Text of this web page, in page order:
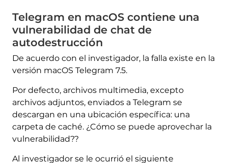
Telegram en macOS contiene una
vulnerabilidad de chat de
autodestrucción
De acuerdo con el investigador, la falla existe en la
versión macOS Telegram 7.5.
Por defecto, archivos multimedia, excepto
archivos adjuntos, enviados a Telegram se
descargan en una ubicación específica: una
carpeta de caché. ¿Cómo se puede aprovechar la
vulnerabilidad??
Al investigador se le ocurrió el siguiente